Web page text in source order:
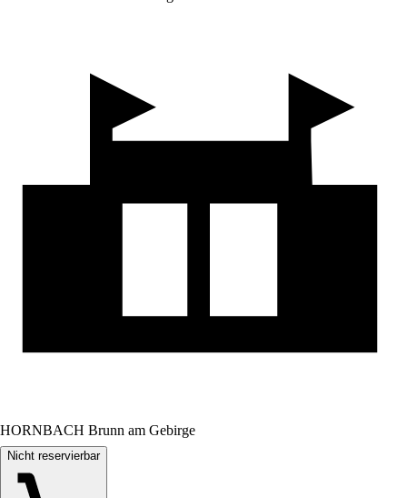
HORNBACH Brunn am Gebirge
Nicht reservierbar